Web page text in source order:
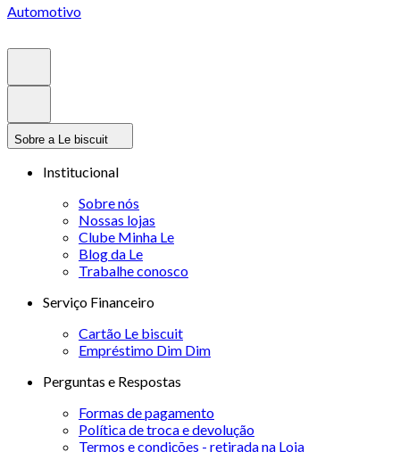
Automotivo
Sobre a Le biscuit
Institucional
Sobre nós
Nossas lojas
Clube Minha Le
Blog da Le
Trabalhe conosco
Serviço Financeiro
Cartão Le biscuit
Empréstimo Dim Dim
Perguntas e Respostas
Formas de pagamento
Política de troca e devolução
Termos e condições - retirada na Loja